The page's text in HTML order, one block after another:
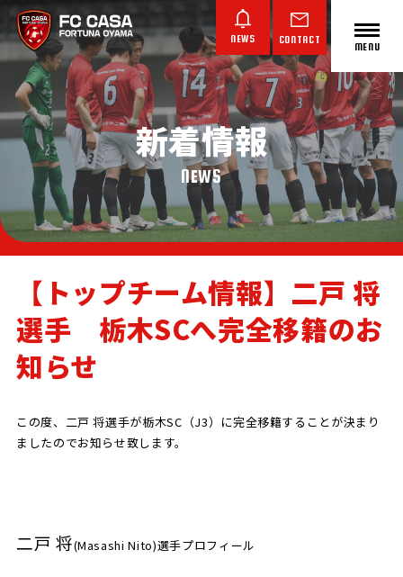
NEWS CONTACT
ABOUT FC CASA
クラブ概要
TOP TEAM
トップチーム
JUNIOR YOUTH
ジュニアユース
JUNIOR
ジュニア
SCHOOL CP SOCCER
MENU
新着情報
NEWS
【トップチーム情報】二戸 将
選手 栃木SCへ完全移籍のお
知らせ
この度、二戸 将選手が栃木SC（J3）に完全移籍することが決まり
ましたのでお知らせ致します。
二戸 将(Masashi Nito)選手プロフィール